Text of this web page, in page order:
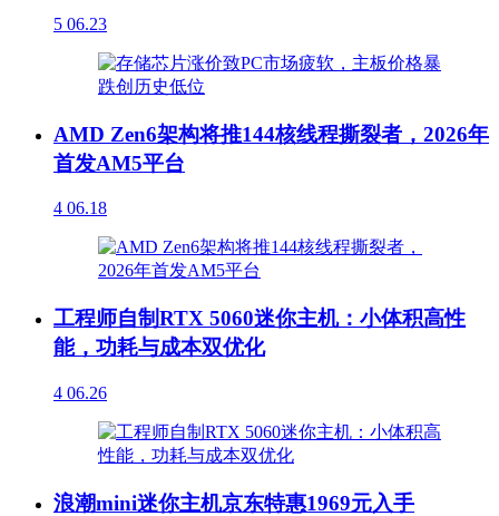
5 06.23
AMD Zen6架构将推144核线程撕裂者，2026年
首发AM5平台
4 06.18
工程师自制RTX 5060迷你主机：小体积高性
能，功耗与成本双优化
4 06.26
浪潮mini迷你主机京东特惠1969元入手